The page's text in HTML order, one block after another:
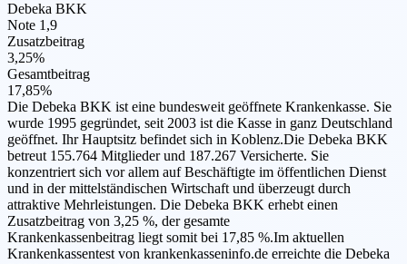
Debeka BKK
Note 1,9
Zusatzbeitrag
3,25%
Gesamtbeitrag
17,85%
Die Debeka BKK ist eine bundesweit geöffnete Krankenkasse. Sie
wurde 1995 gegründet, seit 2003 ist die Kasse in ganz Deutschland
geöffnet. Ihr Hauptsitz befindet sich in Koblenz.Die Debeka BKK
betreut 155.764 Mitglieder und 187.267 Versicherte. Sie
konzentriert sich vor allem auf Beschäftigte im öffentlichen Dienst
und in der mittelständischen Wirtschaft und überzeugt durch
attraktive Mehrleistungen. Die Debeka BKK erhebt einen
Zusatzbeitrag von 3,25 %, der gesamte
Krankenkassenbeitrag liegt somit bei 17,85 %.Im aktuellen
Krankenkassentest von krankenkasseninfo.de erreichte die Debeka